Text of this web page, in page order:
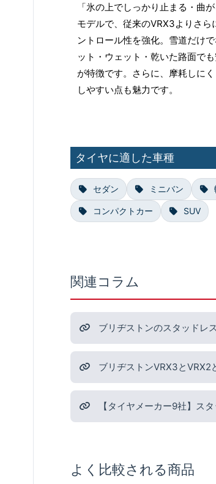
「氷の上でしっかり止まる・曲
モデルで、従来のVRX3よりさら
ントロール性を強化。雪道だけ
ット・ウェット・乾いた路面で
が特徴です。さらに、摩耗しに
しやすい点も魅力です。
タイヤに適した車種
セダン ミニバン
コンパクトカー SUV
関連コラム
ブリヂストンのスタッドレ
ブリヂストンVRX3とVRX2
【タイヤメーカー9社】ス
よく比較される商品